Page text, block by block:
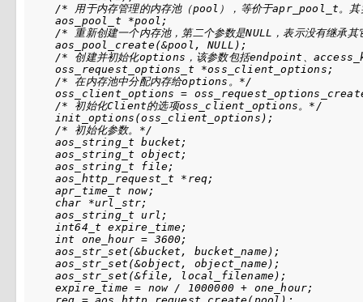
/* 用于内存管理的内存池（pool），等价于apr_pool_t。其
    aos_pool_t *pool;
/* 重新创建一个内存池，第二个参数是NULL，表示没有继承其
    aos_pool_create(&pool, NULL);
/* 创建并初始化options，该参数包括endpoint、
    oss_request_options_t *oss_client_options;
    /* 在内存池中分配内存给options。*/
oss_client_options =
    /* 初始化Client的选项oss_client_options。*/
    init_options(oss_client_options);
    /* 初始化参数。*/
    aos_string_t bucket;
    aos_string_t object;
    aos_string_t file;
    aos_http_request_t *req;
    apr_time_t now;
    char *url_str;
    aos_string_t url;
    int64_t expire_time;
    int one_hour = 3600;
    aos_str_set(&bucket, bucket_name);
    aos_str_set(&object, object_name);
    aos_str_set(&file, local_filename);
    expire_time = now / 1000000 + one_hour;